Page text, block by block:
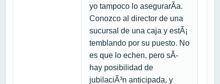
yo tampoco lo asegurarÃ­a.
Conozco al director de una
sucursal de una caja y estÃ¡
temblando por su puesto. No
es que lo echen, pero sÃ­
hay posibilidad de
jubilaciÃ³n anticipada, y